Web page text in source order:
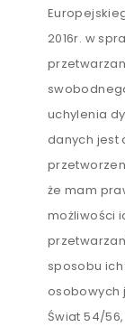
2016r. w
uchylenia
danych jest
że mam
możliwości
sposobu
osobowych
Świat 54/